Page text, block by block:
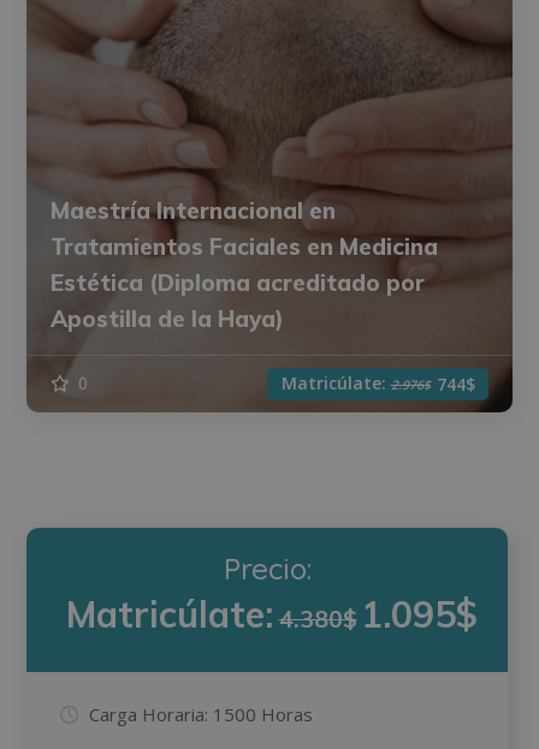
Maestría Internacional en
Tratamientos Faciales en Medicina
Estética (Diploma acreditado por
Apostilla de la Haya)
0 Matricúlate:2.976$ 744$
Precio:
Matricúlate:4.380$ 1.095$
Carga Horaria: 1500 Horas